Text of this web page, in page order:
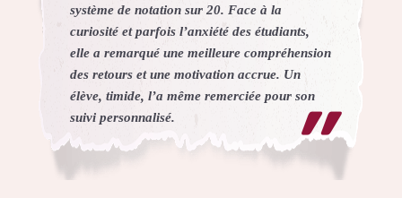
système de notation sur 20. Face à la
curiosité et parfois l’anxiété des étudiants,
elle a remarqué une meilleure compréhension
des retours et une motivation accrue. Un
élève, timide, l’a même remerciée pour son
suivi personnalisé.